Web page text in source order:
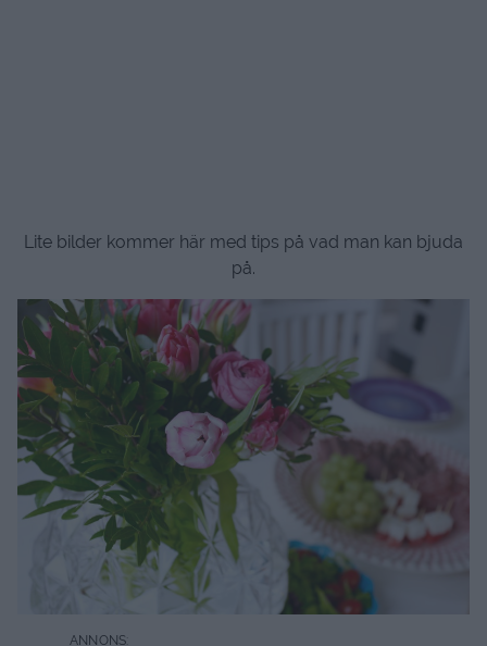
Lite bilder kommer här med tips på vad man kan bjuda
på.